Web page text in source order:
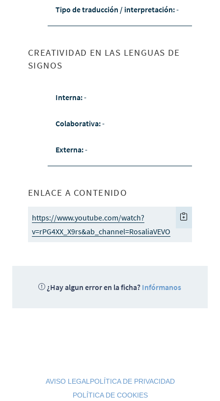
Tipo de traducción / interpretación:-
CREATIVIDAD EN LAS LENGUAS DE
SIGNOS
Interna:-
Colaborativa:-
Externa:-
ENLACE A CONTENIDO
https://www.youtube.com/watch?
v=rPG4XX_X9rs&ab_channel=RosaliaVEVO
¿Hay algun error en la ficha? Infórmanos
AVISO LEGALPOLÍTICA DE PRIVACIDAD
POLÍTICA DE COOKIES